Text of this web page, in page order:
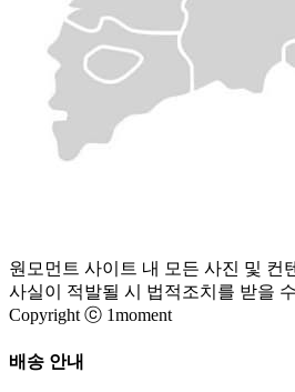
원모먼트 사이트 내 모든 사진 및 컨
사실이 적발될 시 법적조치를 받을
Copyright ⓒ 1moment
배송 안내